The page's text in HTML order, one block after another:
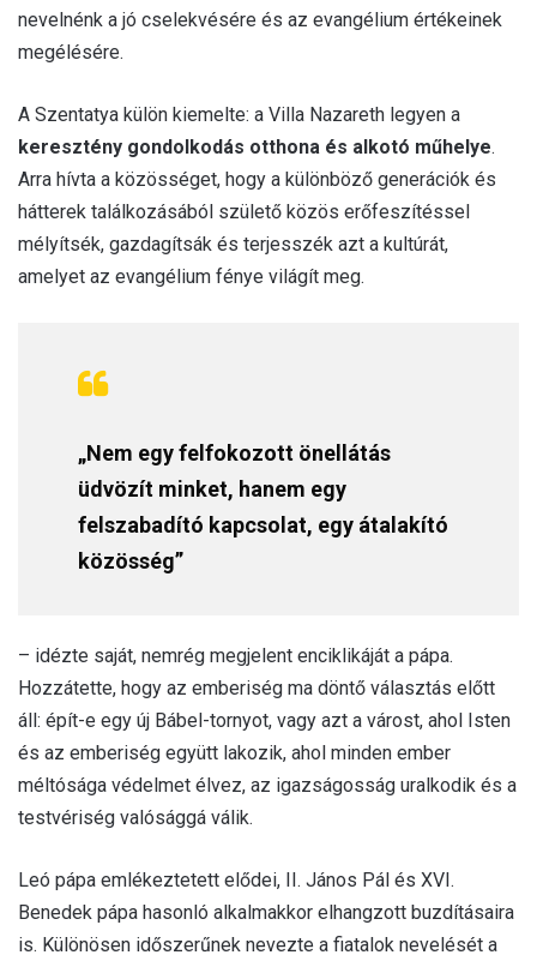
nevelnénk a jó cselekvésére és az evangélium értékeinek
megélésére.
A Szentatya külön kiemelte: a Villa Nazareth legyen a
keresztény gondolkodás otthona és alkotó műhelye.
Arra hívta a közösséget, hogy a különböző generációk és
hátterek találkozásából születő közös erőfeszítéssel
mélyítsék, gazdagítsák és terjesszék azt a kultúrát,
amelyet az evangélium fénye világít meg.
„Nem egy felfokozott önellátás
üdvözít minket, hanem egy
felszabadító kapcsolat, egy átalakító
közösség”
– idézte saját, nemrég megjelent enciklikáját a pápa.
Hozzátette, hogy az emberiség ma döntő választás előtt
áll: épít-e egy új Bábel-tornyot, vagy azt a várost, ahol Isten
és az emberiség együtt lakozik, ahol minden ember
méltósága védelmet élvez, az igazságosság uralkodik és a
testvériség valósággá válik.
Leó pápa emlékeztetett elődei, II. János Pál és XVI.
Benedek pápa hasonló alkalmakkor elhangzott buzdításaira
is. Különösen időszerűnek nevezte a fiatalok nevelését a